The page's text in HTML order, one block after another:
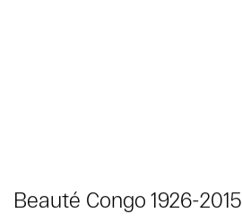
Beauté Congo 1926-2015